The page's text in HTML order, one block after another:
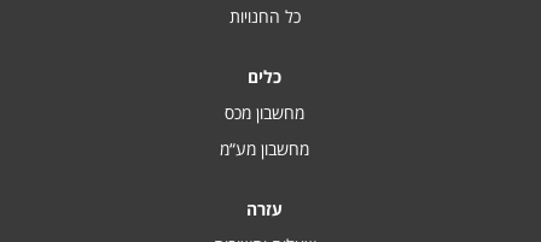
כל החנויות
כלים
מחשבון מכס
מחשבון מע“מ
עזרה